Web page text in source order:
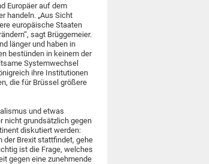
Europäer auf dem
handeln. „Aus Sicht
europäische Staaten
sagt Brüggemeier.
länger und haben in
bestünden in keinem der
Systemwechsel
ihre Institutionen
die für Brüssel größere
und etwas
nicht grundsätzlich gegen
diskutiert werden:
der Brexit stattfindet, gehe
ist die Frage, welches
gegen eine zunehmende